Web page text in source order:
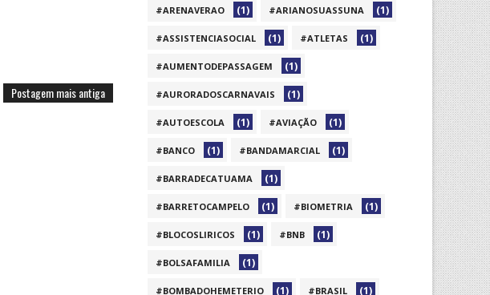
Postagem mais antiga
#ARENAVERAO (1) #ARIANOSUASSUNA (1)
#ASSISTENCIASOCIAL (1) #ATLETAS (1)
#AUMENTODEPASSAGEM (1)
#AURORADOSCARNAVAIS (1)
#AUTOESCOLA (1) #AVIAÇÃO (1)
#BANCO (1) #BANDAMARCIAL (1)
#BARRADECATUAMA (1)
#BARRETOCAMPELO (1) #BIOMETRIA (1)
#BLOCOSLIRICOS (1) #BNB (1)
#BOLSAFAMILIA (1)
#BOMBADOHEMETERIO (1) #BRASIL (1)